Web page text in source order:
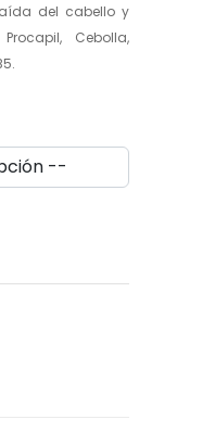
del cabello y
Cebolla,